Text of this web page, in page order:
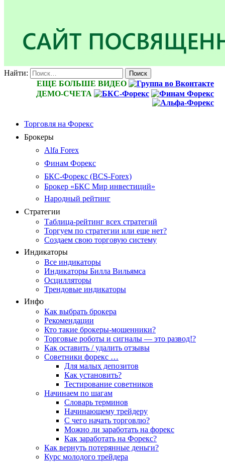
Найти:
ЕЩЕ БОЛЬШЕ ВИДЕО
ДЕМО-СЧЕТА
Торговля на Форекс
Брокеры
Alfa Forex
Финам Форекс
БКС-Форекс (BCS-Forex)
Брокер «БКС Мир инвестиций»
Народный рейтинг
Стратегии
Таблица-рейтинг всех стратегий
Торгуем по стратегии или еще нет?
Создаем свою торговую систему
Индикаторы
Все индикаторы
Индикаторы Билла Вильямса
Осцилляторы
Трендовые индикаторы
Инфо
Как выбрать брокера
Рекомендации
Кто такие брокеры-мошенники?
Торговые роботы и сигналы — это развод!?
Как оставить / удалить отзывы
Советники форекс …
Для малых депозитов
Как установить?
Тестирование советников
Начинаем по шагам
Словарь терминов
Начинающему трейдеру
С чего начать торговлю?
Можно ли заработать на форекс
Как заработать на Форекс?
Как вернуть потерянные деньги?
Курс молодого трейдера